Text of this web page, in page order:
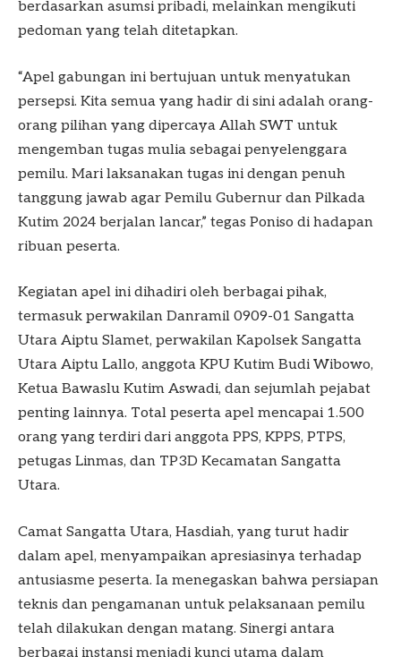
berdasarkan asumsi pribadi, melainkan mengikuti
pedoman yang telah ditetapkan.
“Apel gabungan ini bertujuan untuk menyatukan
persepsi. Kita semua yang hadir di sini adalah orang-
orang pilihan yang dipercaya Allah SWT untuk
mengemban tugas mulia sebagai penyelenggara
pemilu. Mari laksanakan tugas ini dengan penuh
tanggung jawab agar Pemilu Gubernur dan Pilkada
Kutim 2024 berjalan lancar,” tegas Poniso di hadapan
ribuan peserta.
Kegiatan apel ini dihadiri oleh berbagai pihak,
termasuk perwakilan Danramil 0909-01 Sangatta
Utara Aiptu Slamet, perwakilan Kapolsek Sangatta
Utara Aiptu Lallo, anggota KPU Kutim Budi Wibowo,
Ketua Bawaslu Kutim Aswadi, dan sejumlah pejabat
penting lainnya. Total peserta apel mencapai 1.500
orang yang terdiri dari anggota PPS, KPPS, PTPS,
petugas Linmas, dan TP3D Kecamatan Sangatta
Utara.
Camat Sangatta Utara, Hasdiah, yang turut hadir
dalam apel, menyampaikan apresiasinya terhadap
antusiasme peserta. Ia menegaskan bahwa persiapan
teknis dan pengamanan untuk pelaksanaan pemilu
telah dilakukan dengan matang. Sinergi antara
berbagai instansi menjadi kunci utama dalam